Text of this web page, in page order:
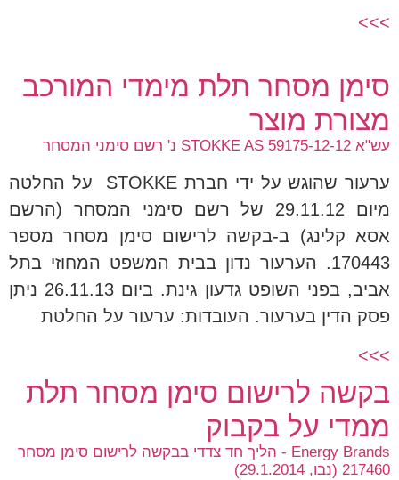
>>>
סימן מסחר תלת מימדי המורכב
מצורת מוצר
עש"א 59175-12-12 STOKKE AS נ' רשם סימני המסחר
ערעור שהוגש על ידי חברת STOKKE על החלטה
מיום 29.11.12 של רשם סימני המסחר (הרשם
אסא קלינג) ב-בקשה לרישום סימן מסחר מספר
170443. הערעור נדון בבית המשפט המחוזי בתל
אביב, בפני השופט גדעון גינת. ביום 26.11.13 ניתן
פסק הדין בערעור. העובדות: ערעור על החלטת
>>>
בקשה לרישום סימן מסחר תלת
ממדי על בקבוק
Energy Brands - הליך חד צדדי בבקשה לרישום סימן מסחר
217460 (נבו, 29.1.2014)